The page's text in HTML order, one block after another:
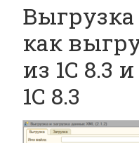
Выгрузка
как
из 1С 8.3
1С 8.3